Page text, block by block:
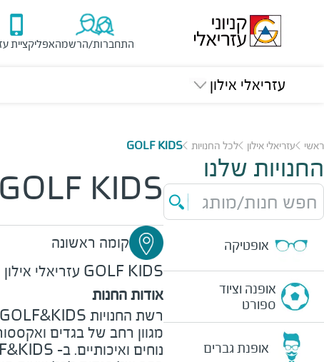
התחברות/הרשמהאפליקציית
עזריאלי אילון
ראשי עזריאלי אילון לכל החנויות GOLF KIDS
החנויות שלנו
חפש חנות/מותג
אופטיקה
אופנה וציוד
ספורט
אופנת גברים
GOLF KIDS
קומה ראשונה
GOLF KIDS עזריאלי אילון
אודות החנות
מגוון רחב של בגדים